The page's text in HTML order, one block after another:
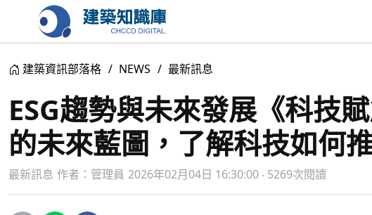
建築資訊部落格 NEWS 最新訊息
ESG趨勢與未來發展《科技
的未來藍圖，了解科技如何
最新訊息 作者： 管理員 2026年02月04日 16:30:00 ‧ 5269次閱讀